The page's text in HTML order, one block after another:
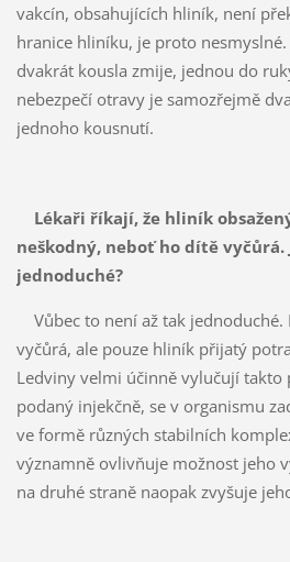
vakcín, obsahujících hliník, není
hranice hliníku, je proto
dvakrát kousla zmije, jednou do
nebezpečí otravy je samozřejmě
jednoho kousnutí.
Lékaři říkají, že hliník
neškodný, neboť ho dítě
jednoduché?
Vůbec to není až tak jednoduché.
vyčůrá, ale pouze hliník přijatý
Ledviny velmi účinně vylučují
podaný injekčně, se v organismu
ve formě různých stabilních
významně ovlivňuje možnost jeho
na druhé straně naopak zvyšuje